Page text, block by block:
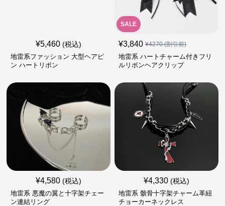
¥5,460 (税込)
地雷系ファッション 大型ヘアピ
ン ハートリボン
SALE
¥3,840 ¥4270(割引前)
地雷系 ハートチャーム付きフリ
ルリボンヘアクリップ
¥4,580 (税込)
地雷系 悪魔の翼と十字架チェー
ン連結リング
¥4,330 (税込)
地雷系 骸骨十字架チャーム革紐
チョーカーネックレス